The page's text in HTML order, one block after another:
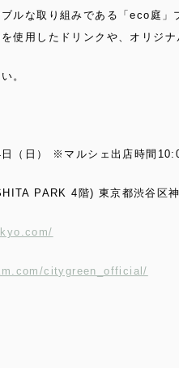
ルな取り組みである「eco庭」
使用したドリンクや、オリジ
。
（日） ※マルシェ出店時間
PARK 4階) 東京都渋谷区
citygreen_official/